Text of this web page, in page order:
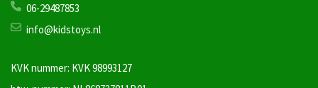
06-29487853
info@kidstoys.nl
KVK nummer: KVK 98993127